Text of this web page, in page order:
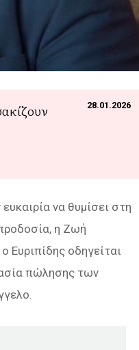
28.01.2026
να θυμίσει στη
η Ζωή
Ευριπίδης οδηγείται
πώλησης των